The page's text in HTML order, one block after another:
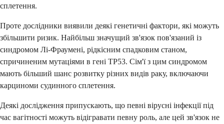
сплетення.
Проте дослідники виявили деякі генетичні фактори, які можуть
збільшити ризик. Найбільш значущий зв'язок пов'язаний із
синдромом Лі-Фраумені, рідкісним спадковим станом,
спричиненим мутаціями в гені TP53. Сім'ї з цим синдромом
мають більший шанс розвитку різних видів раку, включаючи
карциноми судинного сплетення.
Деякі дослідження припускають, що певні вірусні інфекції під
час вагітності можуть відігравати певну роль, але цей зв'язок не